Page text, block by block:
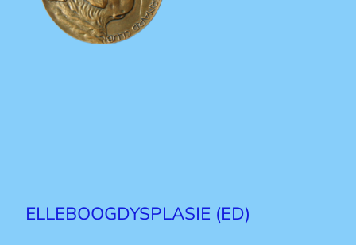
ELLEBOOGDYSPLASIE (ED)